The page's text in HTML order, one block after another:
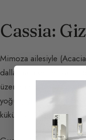
Cassia:
Mimoza ailesiyle
dallarda dikenler var.
üzerinde çalışılması
yoğun,
ylang-ylang
kükürtlü etkiler vealdehit